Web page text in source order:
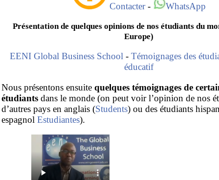
Contacter- WhatsApp
Présentation de quelques opinions de nos étudiants du
Europe)
EENI Global Business School - Témoignages des
éducatif
Nous présentons ensuite quelques témoignages de
étudiants dans le monde (on peut voir l’opinion de nos
d’autres pays en anglais (Students) ou des étudiants
espagnol Estudiantes).